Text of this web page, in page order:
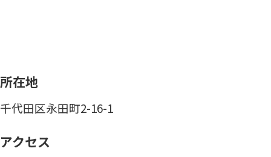
所在地
千代田区永田町2-16-1
アクセス